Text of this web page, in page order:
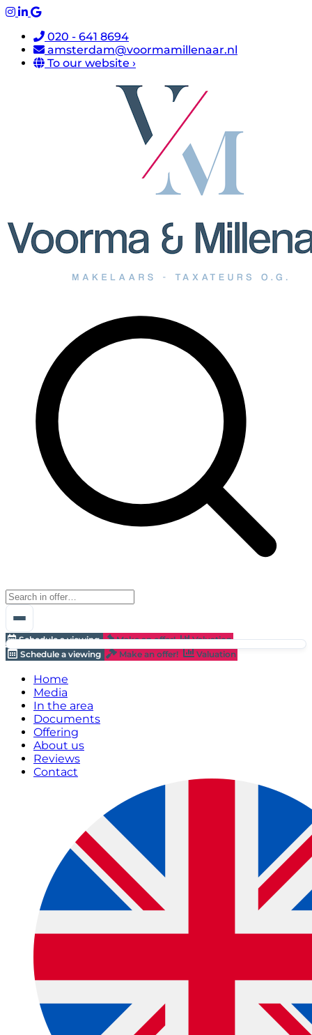
020 - 641 8694
amsterdam@voormamillenaar.nl
To our website ›
Schedule a viewing Make an offer!
Valuation
Schedule a viewing
Make an offer! Valuation
Home
Media
In the area
Documents
Offering
About us
Reviews
Contact